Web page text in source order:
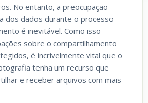
No entanto, a preocupação
dos dados durante o processo
é inevitável. Como isso
sobre o compartilhamento
é incrivelmente vital que o
tenha um recurso que
e receber arquivos com mais